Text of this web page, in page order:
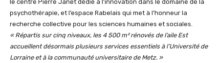
le centre Pierre Janet dédié à l’innovation dans le domaine de la
psychothérapie, et l’espace Rabelais qui met à l’honneur la
recherche collective pour les sciences humaines et sociales.
« Répartis sur cinq niveaux, les 4 500 m² rénovés de l’aile Est
accueillent désormais plusieurs services essentiels à l’Université de
Lorraine et à la communauté universitaire de Metz. »